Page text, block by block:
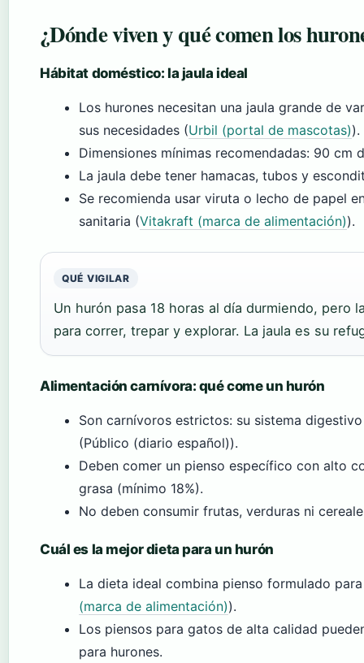
¿Dónde viven y qué comen los
Hábitat doméstico: la jaula ideal
Los hurones necesitan una jaula grande de
sus necesidades (Urbil (portal de mascotas)).
Dimensiones mínimas recomendadas: 90
La jaula debe tener hamacas, tubos y
Se recomienda usar viruta o lecho de papel
sanitaria (Vitakraft (marca de alimentación)).
QUÉ VIGILAR
Un hurón pasa 18 horas al día durmiendo, pero
para correr, trepar y explorar. La jaula es su
Alimentación carnívora: qué come un hurón
Son carnívoros estrictos: su sistema
(Público (diario español)).
Deben comer un pienso específico con alto
grasa (mínimo 18%).
No deben consumir frutas, verduras ni
Cuál es la mejor dieta para un hurón
La dieta ideal combina pienso formulado
(marca de alimentación)).
Los piensos para gatos de alta calidad
para hurones.